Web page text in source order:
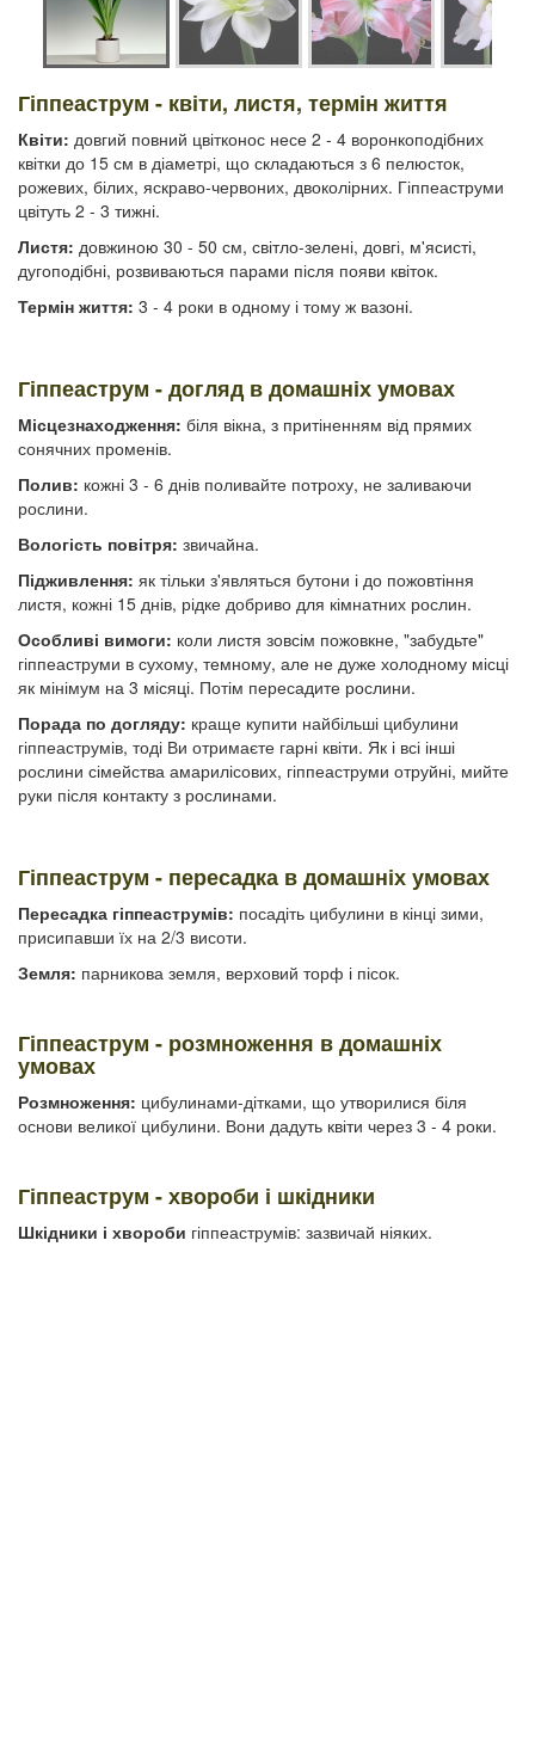
Гіппеаструм - квіти, листя, термін життя
Квіти: довгий повний цвітконос несе 2 - 4 воронкоподібних
квітки до 15 см в діаметрі, що складаються з 6 пелюсток,
рожевих, білих, яскраво-червоних, двоколірних. Гіппеаструми
цвітуть 2 - 3 тижні.
Листя: довжиною 30 - 50 см, світло-зелені, довгі, м'ясисті,
дугоподібні, розвиваються парами після появи квіток.
Термін життя: 3 - 4 роки в одному і тому ж вазоні.
Гіппеаструм - догляд в домашніх умовах
Місцезнаходження: біля вікна, з притіненням від прямих
сонячних променів.
Полив: кожні 3 - 6 днів поливайте потроху, не заливаючи
рослини.
Вологість повітря: звичайна.
Підживлення: як тільки з'являться бутони і до пожовтіння
листя, кожні 15 днів, рідке добриво для кімнатних рослин.
Особливі вимоги: коли листя зовсім пожовкне, "забудьте"
гіппеаструми в сухому, темному, але не дуже холодному місці
як мінімум на 3 місяці. Потім пересадите рослини.
Порада по догляду: краще купити найбільші цибулини
гіппеаструмів, тоді Ви отримаєте гарні квіти. Як і всі інші
рослини сімейства амарилісових, гіппеаструми отруйні, мийте
руки після контакту з рослинами.
Гіппеаструм - пересадка в домашніх умовах
Пересадка гіппеаструмів: посадіть цибулини в кінці зими,
присипавши їх на 2/3 висоти.
Земля: парникова земля, верховий торф і пісок.
Гіппеаструм - розмноження в домашніх
умовах
Розмноження: цибулинами-дітками, що утворилися біля
основи великої цибулини. Вони дадуть квіти через 3 - 4 роки.
Гіппеаструм - хвороби і шкідники
Шкідники і хвороби гіппеаструмів: зазвичай ніяких.